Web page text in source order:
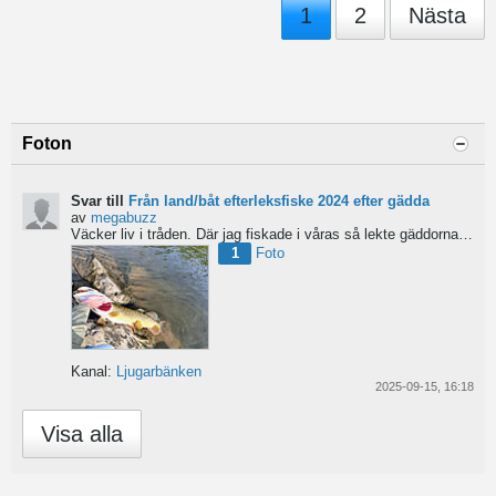
1 2 Nästa
Foton
Svar till
Från land/båt efterleksfiske 2024 efter gädda
av megabuzz
Väcker liv i tråden. Där jag fiskade i våras så lekte gäddorna från början av mars hela vägen in i juni...
1
Foto
Kanal: Ljugarbänken
2025-09-15, 16:18
Visa alla